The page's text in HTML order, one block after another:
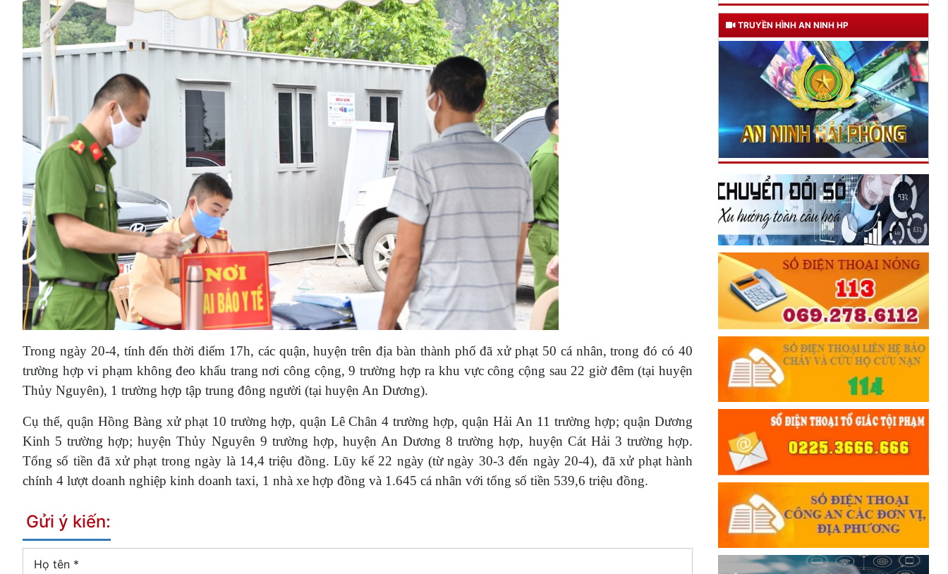
Trong ngày 20-4, tính đến thời điểm 17h, các quận, huyện trên địa bàn thành phố đã xử phạt 50 cá nhân, trong đó có 40
trường hợp vi phạm không đeo khẩu trang nơi công cộng, 9 trường hợp ra khu vực công cộng sau 22 giờ đêm (tại huyện
Thủy Nguyên), 1 trường hợp tập trung đông người (tại huyện An Dương).
Cụ thể, quận Hồng Bàng xử phạt 10 trường hợp, quận Lê Chân 4 trường hợp, quận Hải An 11 trường hợp; quận Dương
Kinh 5 trường hợp; huyện Thủy Nguyên 9 trường hợp, huyện An Dương 8 trường hợp, huyện Cát Hải 3 trường hợp.
Tổng số tiền đã xử phạt trong ngày là 14,4 triệu đồng.Lũy kế 22 ngày (từ ngày 30-3 đến ngày 20-4), đã xử phạt hành
chính 4 lượt doanh nghiệp kinh doanh taxi, 1 nhà xe hợp đồng và 1.645 cá nhân với tổng số tiền 539,6 triệu đồng.
Gửi ý kiến:
Họ tên *
TRUYỀN HÌNH AN NINH HP